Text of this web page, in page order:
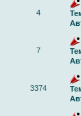
4
7
3374